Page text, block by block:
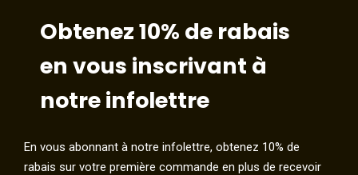
Obtenez 10% de rabais
en vous inscrivant à
notre infolettre
En vous abonnant à notre infolettre, obtenez 10% de
rabais sur votre première commande en plus de recevoir